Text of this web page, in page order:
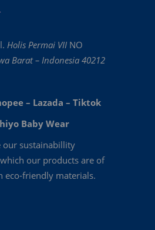
Holis Permai VII NO
Barat – Indonesia 40212
– Lazada – Tiktok
Baby Wear
our sustainabillity
our products are of
eco-friendly materials.